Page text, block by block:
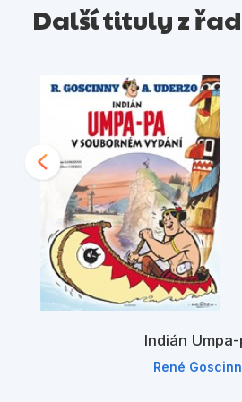
Další tituly z
Indián
René